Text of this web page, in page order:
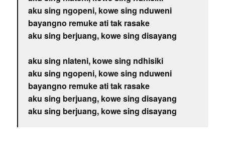
aku sing ngopeni, kowe sing nduweni
bayangno remuke ati tak rasake
aku sing berjuang, kowe sing disayang
aku sing nlateni, kowe sing ndhisiki
aku sing ngopeni, kowe sing nduweni
bayangno remuke ati tak rasake
aku sing berjuang, kowe sing disayang
aku sing berjuang, kowe sing disayang